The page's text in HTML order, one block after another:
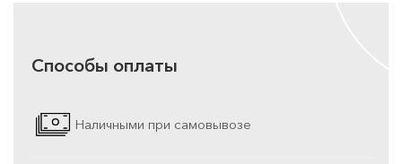
Способы оплаты
Наличными при самовывозе